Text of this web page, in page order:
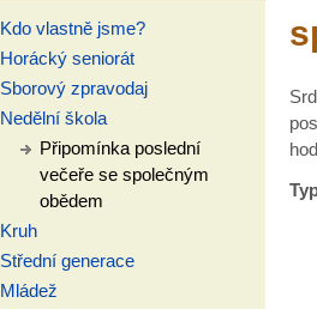
Kdo vlastně jsme?
Horácký seniorát
Sborový zpravodaj
Nedělní škola
Připomínka poslední
večeře se společným
obědem
Kruh
Střední generace
Mládež